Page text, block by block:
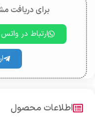
برای دریافت
ارتباط در
اطلاعات محصول